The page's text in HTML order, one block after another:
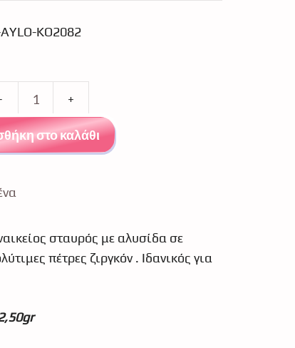
KO2082
στο καλάθι
σταυρός με αλυσίδα σε
πέτρες ζιργκόν . Ιδανικός για